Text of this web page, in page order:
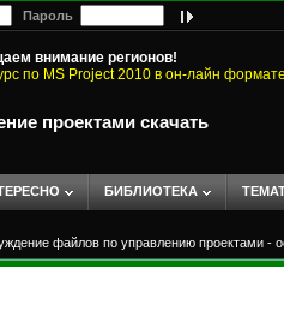
Пароль
внимание регионов!
по MS Project 2010 в он-лайн
проектами скачать
БИБЛИОТЕКА
файлов по управлению проектами -